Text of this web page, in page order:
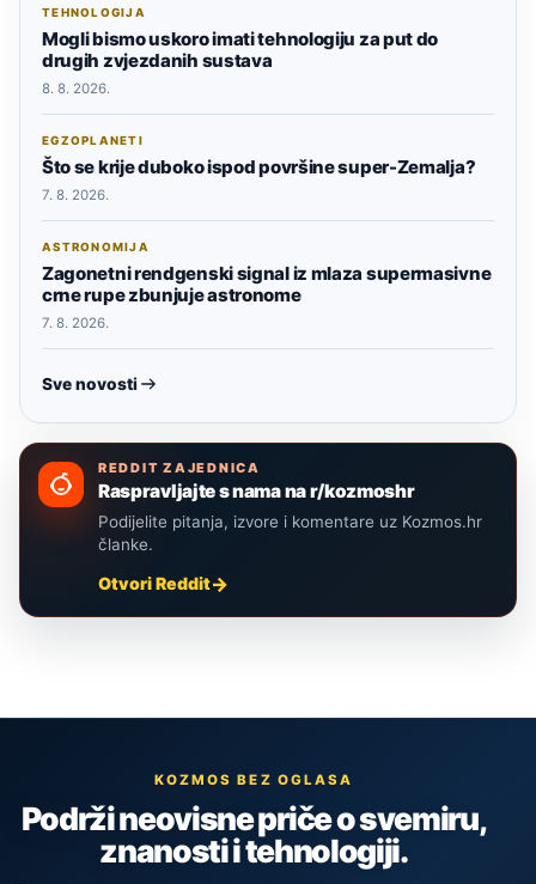
TEHNOLOGIJA
Mogli bismo uskoro imati tehnologiju za put do
drugih zvjezdanih sustava
8. 8. 2026.
EGZOPLANETI
Što se krije duboko ispod površine super-Zemalja?
7. 8. 2026.
ASTRONOMIJA
Zagonetni rendgenski signal iz mlaza supermasivne
crne rupe zbunjuje astronome
7. 8. 2026.
Sve novosti
REDDIT ZAJEDNICA
Raspravljajte s nama na r/kozmoshr
Podijelite pitanja, izvore i komentare uz Kozmos.hr
članke.
Otvori Reddit
KOZMOS BEZ OGLASA
Podrži neovisne priče o svemiru,
znanosti i tehnologiji.